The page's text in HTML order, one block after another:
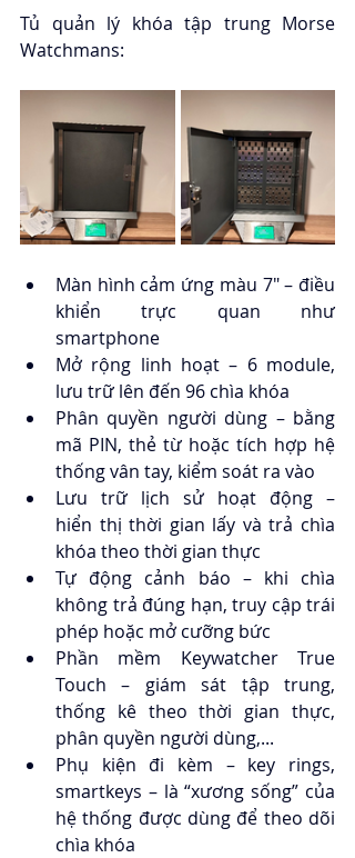
Tủ quản lý khóa tập trung Morse
Watchmans:
Màn hình cảm ứng màu 7" – điều
khiển trực quan như
smartphone
Mở rộng linh hoạt – 6 module,
lưu trữ lên đến 96 chìa khóa
Phân quyền người dùng – bằng
mã PIN, thẻ từ hoặc tích hợp hệ
thống vân tay, kiểm soát ra vào
Lưu trữ lịch sử hoạt động –
hiển thị thời gian lấy và trả chìa
khóa theo thời gian thực
Tự động cảnh báo – khi chìa
không trả đúng hạn, truy cập trái
phép hoặc mở cưỡng bức
Phần mềm Keywatcher True
Touch – giám sát tập trung,
thống kê theo thời gian thực,
phân quyền người dùng,...
Phụ kiện đi kèm – key rings,
smartkeys – là “xương sống” của
hệ thống được dùng để theo dõi
chìa khóa